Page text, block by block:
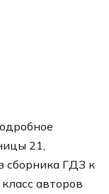
21,
сборника ГДЗ к
авторов